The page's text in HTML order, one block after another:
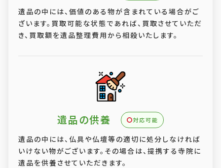
遺品の中には、価値のある物が含まれている場合がご
ざいます。買取可能な状態であれば、買取させていただ
き、買取額を遺品整理費用から相殺いたします。
遺品の供養 対応可能
遺品の中には、仏具や仏壇等の適切に処分しなければ
いけない物がございます。その場合は、提携する寺院に
遺品を供養させていただきます。